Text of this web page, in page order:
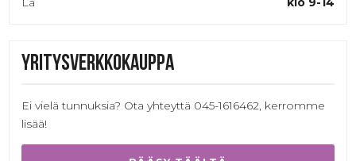
Yritysverkkokauppa
Ei vielä tunnuksia? Ota yhteyttä 045-1616462, kerromme
lisää!